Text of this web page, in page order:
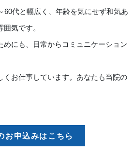
60代と幅広く、年齢を気にせず和気あ
気です。
めにも、日常からコミュニケーション
くお仕事しています。あなたも当院の
お申込みはこちら